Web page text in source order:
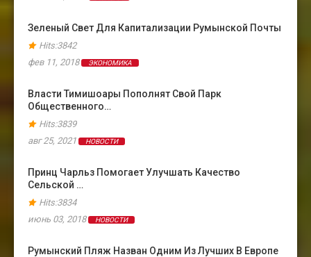
Зеленый Свет Для Капитализации Румынской Почты
Hits:3842
фев 11, 2018
ЭКОНОМИКА
Власти Тимишоары Пополнят Свой Парк
Общественного…
Hits:3839
авг 25, 2021
НОВОСТИ
Принц Чарльз Помогает Улучшать Качество
Сельской …
Hits:3834
июнь 03, 2018
НОВОСТИ
Румынский Пляж Назван Одним Из Лучших В Европе